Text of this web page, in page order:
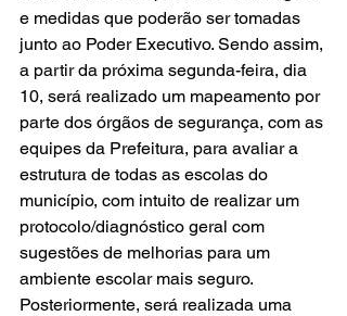
e medidas que poderão ser tomadas
junto ao Poder Executivo. Sendo assim,
a partir da próxima segunda-feira, dia
10, será realizado um mapeamento por
parte dos órgãos de segurança, com as
equipes da Prefeitura, para avaliar a
estrutura de todas as escolas do
município, com intuito de realizar um
protocolo/diagnóstico geral com
sugestões de melhorias para um
ambiente escolar mais seguro.
Posteriormente, será realizada uma